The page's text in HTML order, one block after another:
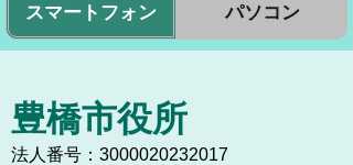
スマートフォン パソコン
豊橋市役所
法人番号：3000020232017